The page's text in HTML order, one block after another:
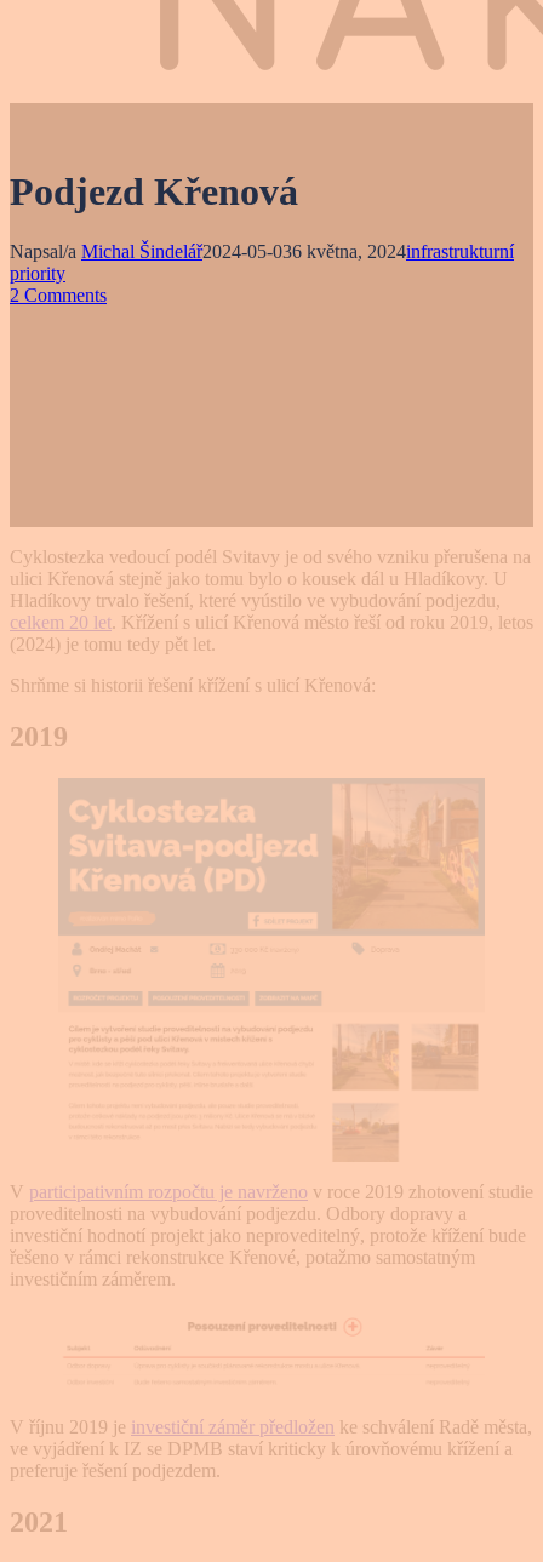
Podjezd Křenová
Napsal/a Michal Šindelář2024-05-036 května, 2024infrastrukturní
priority
2 Comments
Cyklostezka vedoucí podél Svitavy je od svého vzniku přerušena na
ulici Křenová stejně jako tomu bylo o kousek dál u Hladíkovy. U
Hladíkovy trvalo řešení, které vyústilo ve vybudování podjezdu,
celkem 20 let. Křížení s ulicí Křenová město řeší od roku 2019, letos
(2024) je tomu tedy pět let.
Shrňme si historii řešení křížení s ulicí Křenová:
2019
V participativním rozpočtu je navrženo v roce 2019 zhotovení studie
proveditelnosti na vybudování podjezdu. Odbory dopravy a
investiční hodnotí projekt jako neproveditelný, protože křížení bude
řešeno v rámci rekonstrukce Křenové, potažmo samostatným
investičním záměrem.
V říjnu 2019 je investiční záměr předložen ke schválení Radě města,
ve vyjádření k IZ se DPMB staví kriticky k úrovňovému křížení a
preferuje řešení podjezdem.
2021